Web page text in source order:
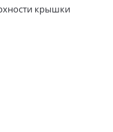
крышки